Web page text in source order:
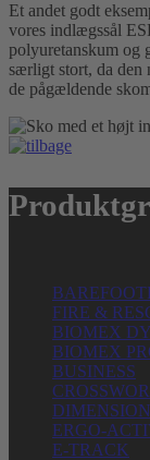
Et andet godt
vores indlægssål
polyuretanskum og
særligt stort, da den
de pågældende
FIRE &
BIOMEX
BIOMEX
BUSINESS
ERGO-
E-TRACK